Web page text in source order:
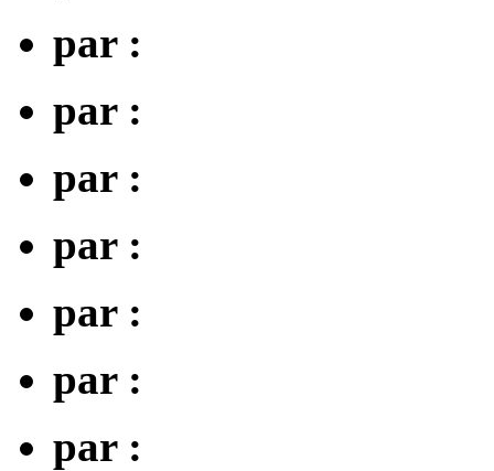
par :
par :
par :
par :
par :
par :
par :